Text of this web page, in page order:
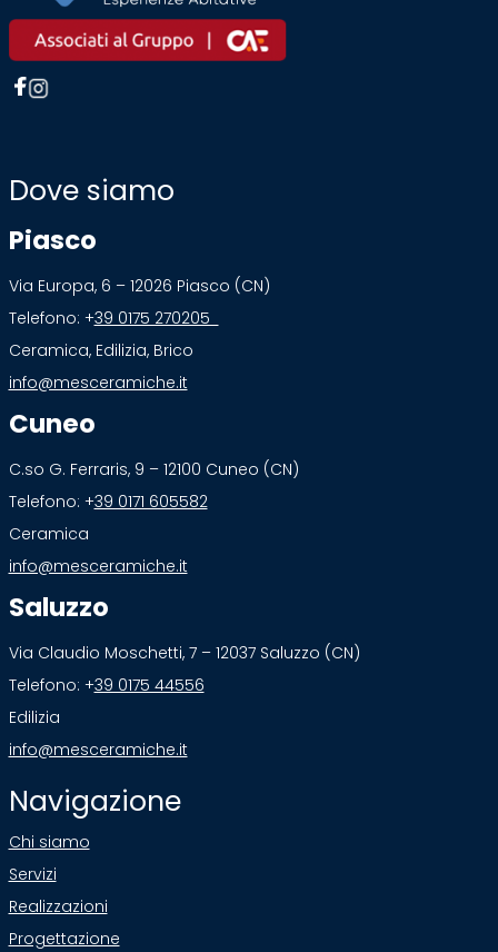
Dove siamo
Piasco
Via Europa, 6 – 12026 Piasco (CN)
Telefono: +39 0175 270205
Ceramica, Edilizia, Brico
info@mesceramiche.it
Cuneo
C.so G. Ferraris, 9 – 12100 Cuneo (CN)
Telefono: +39 0171 605582
Ceramica
info@mesceramiche.it
Saluzzo
Via Claudio Moschetti, 7 – 12037 Saluzzo (CN)
Telefono: +39 0175 44556
Edilizia
info@mesceramiche.it
Navigazione
Chi siamo
Servizi
Realizzazioni
Progettazione